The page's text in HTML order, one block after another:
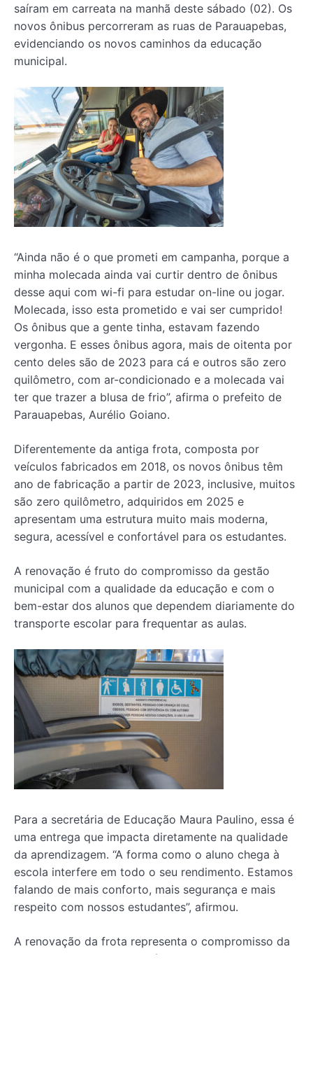
saíram em carreata na manhã deste sábado (02). Os
novos ônibus percorreram as ruas de Parauapebas,
evidenciando os novos caminhos da educação
municipal.
“Ainda não é o que prometi em campanha, porque a
minha molecada ainda vai curtir dentro de ônibus
desse aqui com wi-fi para estudar on-line ou jogar.
Molecada, isso esta prometido e vai ser cumprido!
Os ônibus que a gente tinha, estavam fazendo
vergonha. E esses ônibus agora, mais de oitenta por
cento deles são de 2023 para cá e outros são zero
quilômetro, com ar-condicionado e a molecada vai
ter que trazer a blusa de frio”, afirma o prefeito de
Parauapebas, Aurélio Goiano.
Diferentemente da antiga frota, composta por
veículos fabricados em 2018, os novos ônibus têm
ano de fabricação a partir de 2023, inclusive, muitos
são zero quilômetro, adquiridos em 2025 e
apresentam uma estrutura muito mais moderna,
segura, acessível e confortável para os estudantes.
A renovação é fruto do compromisso da gestão
municipal com a qualidade da educação e com o
bem-estar dos alunos que dependem diariamente do
transporte escolar para frequentar as aulas.
Para a secretária de Educação Maura Paulino, essa é
uma entrega que impacta diretamente na qualidade
da aprendizagem. “A forma como o aluno chega à
escola interfere em todo o seu rendimento. Estamos
falando de mais conforto, mais segurança e mais
respeito com nossos estudantes”, afirmou.
A renovação da frota representa o compromisso da
gestão com a educação pública e com o direito de